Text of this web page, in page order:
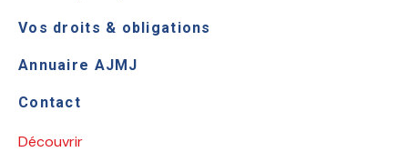
Vos droits & obligations
Annuaire AJMJ
Contact
Découvrir